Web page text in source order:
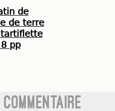
de
de terre
pp